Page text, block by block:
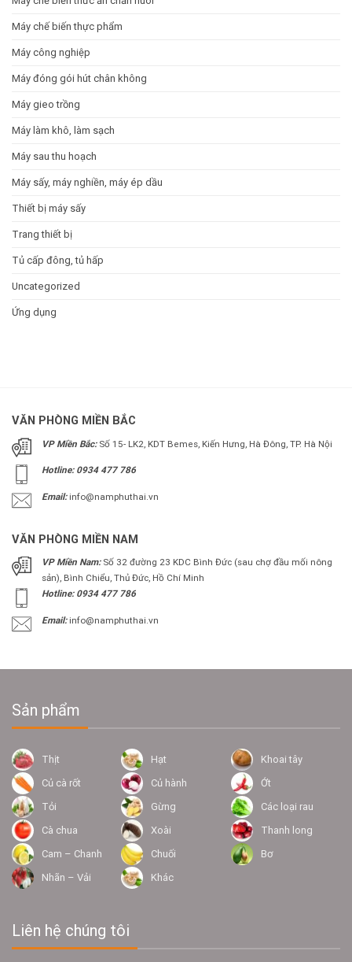
Máy chế biến thực phẩm
Máy công nghiệp
Máy đóng gói hút chân không
Máy gieo trồng
Máy làm khô, làm sạch
Máy sau thu hoạch
Máy sấy, máy nghiền, máy ép dầu
Thiết bị máy sấy
Trang thiết bị
Tủ cấp đông, tủ hấp
Uncategorized
Ứng dụng
VĂN PHÒNG MIỀN BẮC
VP Miền Bắc:Số 15- LK2, KDT Bemes, Kiến Hưng, Hà Đông, TP. Hà Nội
Hotline: 0934 477 786
Email: info@namphuthai.vn
VĂN PHÒNG MIỀN NAM
VP Miền Nam:Số 32 đường 23 KDC Bình Đức (sau chợ đầu mối nông
sản), Bình Chiểu, Thủ Đức, Hồ Chí Minh
Hotline: 0934 477 786
Email:info@namphuthai.vn
Sản phẩm
Thịt Hạt
Khoai tây
Củ cà rốt
Củ hành
Ớt
Tỏi
Gừng
Các loại rau
Cà chua
Xoài
Thanh long
Cam – Chanh
Chuối
Bơ
Nhãn – Vải
Khác
Liên hệ chúng tôi